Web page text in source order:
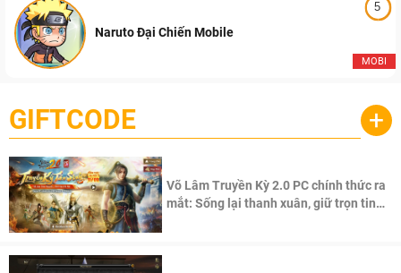
5
MOBI
Naruto Đại Chiến Mobile
GIFTCODE +
Võ Lâm Truyền Kỳ 2.0 PC chính thức ra
mắt: Sống lại thanh xuân, giữ trọn tinh